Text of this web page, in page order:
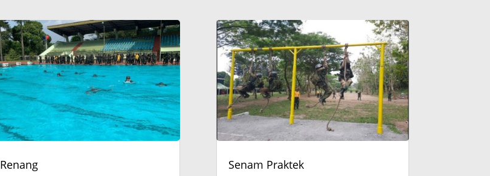
Renang Senam Praktek